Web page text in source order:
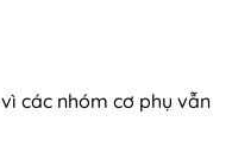
các nhóm cơ phụ vẫn